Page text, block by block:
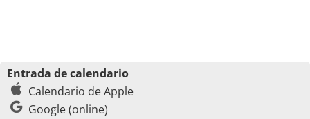
Entrada de calendario
Calendario de Apple
Google (online)